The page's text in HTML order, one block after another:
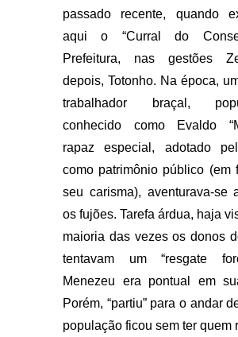
passado recente, quando
aqui o “Curral do
Prefeitura, nas gestões
depois, Totonho. Na época,
trabalhador braçal,
conhecido como Evaldo
rapaz especial, adotado
como patrimônio público (em
seu carisma), aventurava-se
os fujões. Tarefa árdua, haja
maioria das vezes os donos
tentavam um “resgate
Menezeu era pontual em
Porém, “partiu” para o andar
população ficou sem ter quem